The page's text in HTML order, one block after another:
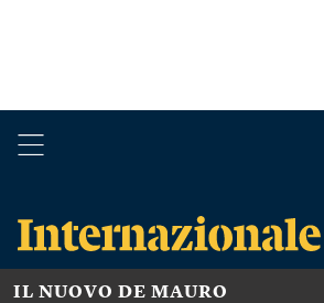
IL NUOVO DE MAURO